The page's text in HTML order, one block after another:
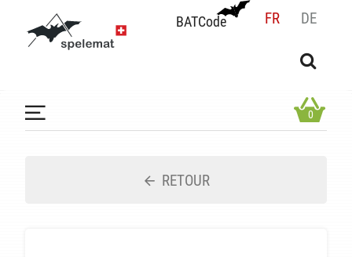
BATCode FR DE
BATCode
OK
0
RETOUR